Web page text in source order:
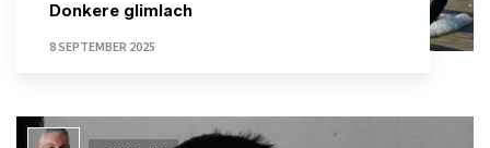
Donkere glimlach
8 SEPTEMBER 2025